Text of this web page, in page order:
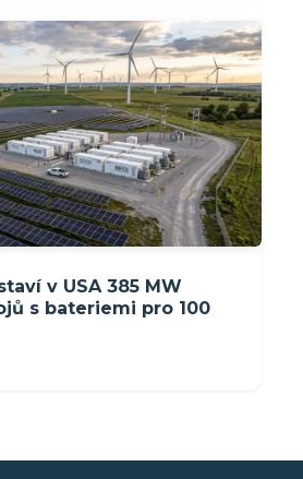
v USA 385 MW
s bateriemi pro 100